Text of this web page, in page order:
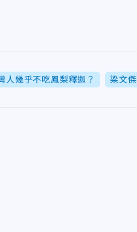
人幾乎不吃鳳梨釋迦？ 梁文